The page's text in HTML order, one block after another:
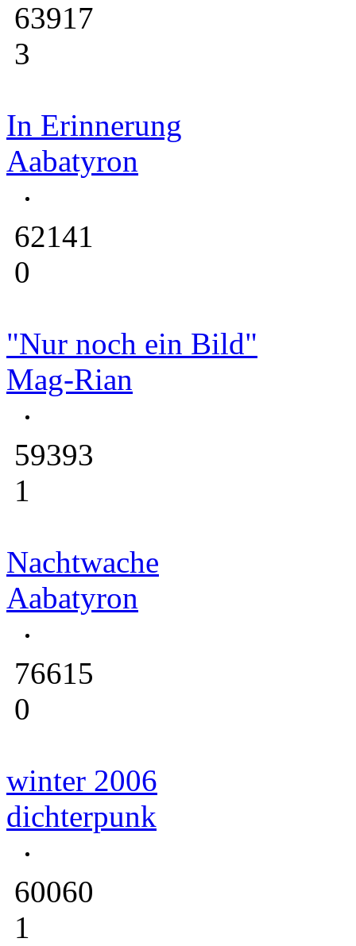
63917
3
In Erinnerung
Aabatyron
62141
0
"Nur noch ein Bild"
Mag-Rian
59393
1
Nachtwache
Aabatyron
76615
0
winter 2006
dichterpunk
60060
1